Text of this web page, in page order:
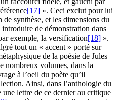
[17] ». Ceci exclut pour lui
synthèse, et les dimensions du
de démonstration dans
exemple, la versification[18] ».
tout un « accent » porté sur
de la poésie de Jules
nombreux volumes, dans la
à l’oeil du poète qu’il
Ainsi, dans l’anthologie du
lettre de ce dernier au critique